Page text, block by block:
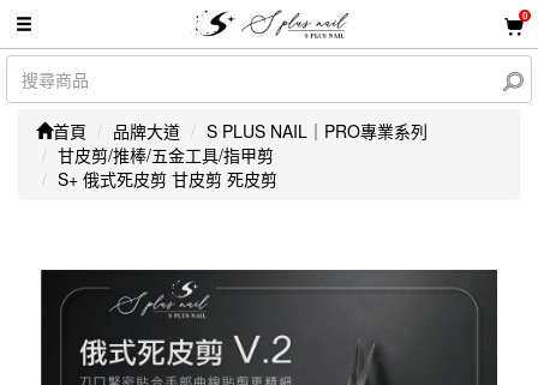
0
首頁 品牌大道
S PLUS NAIL｜PRO專業系列
甘皮剪/推棒/五金工具/指甲剪
S+ 俄式死皮剪 甘皮剪 死皮剪